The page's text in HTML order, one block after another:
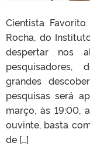
Cientista
Rocha, do
despertar nos
pesquisadores,
grandes
pesquisas será
março, às 19:00,
ouvinte, basta
de […]